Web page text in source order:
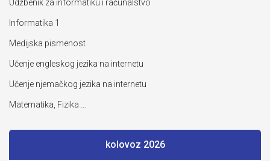
Udžbenik za informatiku i računalstvo
Informatika 1
Medijska pismenost
Učenje engleskog jezika na internetu
Učenje njemačkog jezika na internetu
Matematika, Fizika …
kolovoz 2026